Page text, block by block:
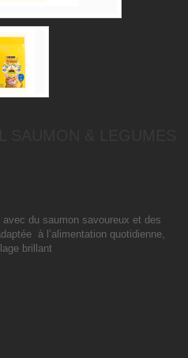
du saumon savoureux et des
à l’alimentation quotidienne,
brillant